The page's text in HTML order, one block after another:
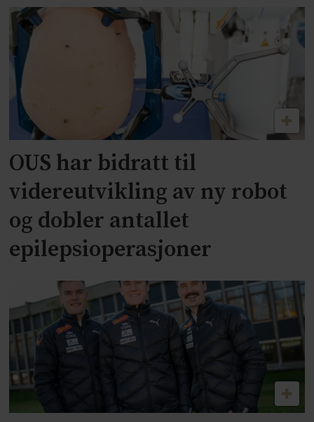
OUS har bidratt til
videreutvikling av ny robot
og dobler antallet
epilepsioperasjoner